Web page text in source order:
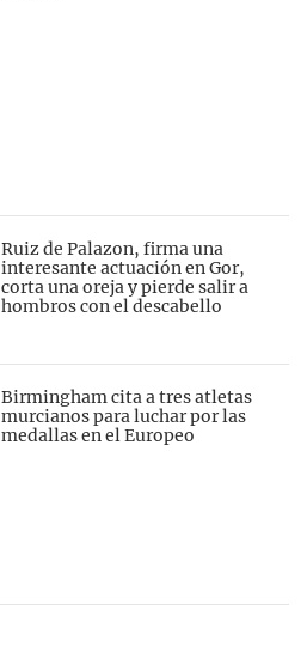
Ruiz de Palazon, firma una
interesante actuación en Gor,
corta una oreja y pierde salir a
hombros con el descabello
Birmingham cita a tres atletas
murcianos para luchar por las
medallas en el Europeo